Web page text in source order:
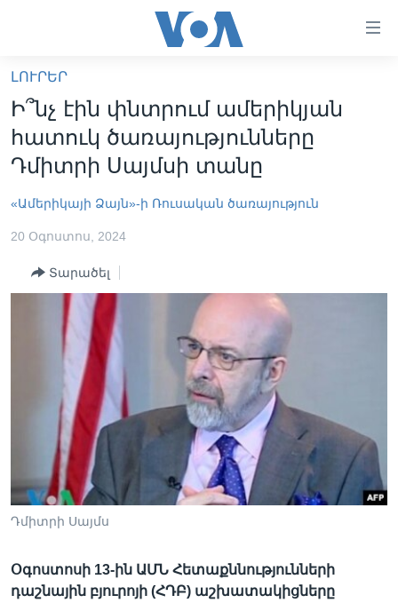
հիմնական
բովանդակությանը
անցնել
բովանդակությանը
բովանդակություն
ԼՈՒՐԵՐ
ՍՓՅՈՒՌՔ
«ԱՄԵՐԻԿԱՅԻ ՁԱՅՆ»-Ի ԿԱՆՈՆԱԴՐՈՒԹՅՈՒՆ
ԿԱՊ ՄԵԶ ՀԵՏ
ՈՒԿՐԱԻՆԱԿԱՆ ՊԱՏԵՐԱԶՄ
Learning English
ՀԵՏԵՒԵՔ ՄԵԶ
Լեզուներ
ԼՈՒՐԵՐ
Ի՞նչ էին փնտրում ամերիկյան
հատուկ ծառայությունները
Դմիտրի Սայմսի տանը
«Ամերիկայի Ձայն»-ի Ռուսական ծառայություն
20 Օգոստոս, 2024
Տարածել
Դմիտրի Սայմս
Օգոստոսի 13-ին ԱՄՆ Հետաքննությունների
դաշնային բյուրոյի (ՀԴԲ) աշխատակիցները